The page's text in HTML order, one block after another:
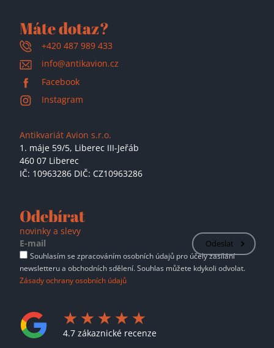
Máte dotaz?
+420 487 989 433
info@antikavion.cz
Facebook
Instagram
Antikvariát Avion s.r.o.
1. máje 59/5, Liberec III-Jeřáb
460 07 Liberec
IČ: 10963286 DIČ: CZ10963286
Odebírat
novinky a slevy
Odeslat
Souhlasím se zpracováním osobních údajů pro účely zasílání
newsletteru a obchodních sdělení. Souhlas můžete kdykoli odvolat.
Zásady ochrany osobních údajů
4.7 zákaznické recenze